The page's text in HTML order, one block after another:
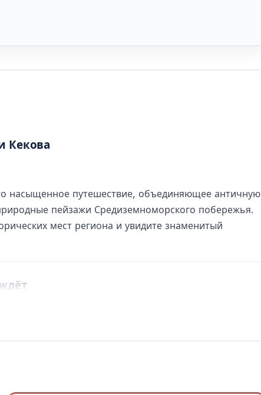
Кекова
насыщенное путешествие, объединяющее античную
пейзажи Средиземноморского побережья.
мест региона и увидите знаменитый
глубже познакомиться с культурным и